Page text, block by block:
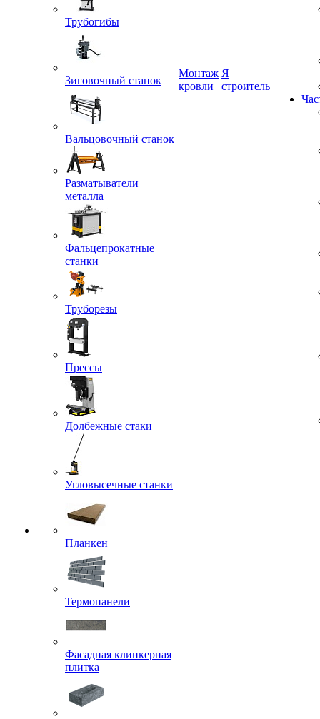
Трубогибы
Зиговочный станок
Вальцовочный станок
Разматыватели
металла
Фальцепрокатные
станки
Труборезы
Прессы
Долбежные стаки
Угловысечные станки
Планкен
Термопанели
Фасадная клинкерная
плитка
кровли
строитель